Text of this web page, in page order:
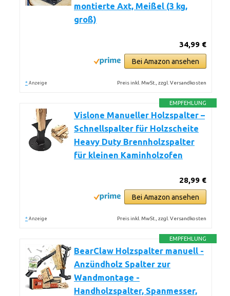
montierte Axt, Meißel (3 kg,
groß)
34,99 €
Bei Amazon ansehen
* Anzeige Preis inkl. MwSt., zzgl. Versandkosten
EMPFEHLUNG
Vislone Manueller Holzspalter –
Schnellspalter für Holzscheite
Heavy Duty Brennholzspalter
für kleinen Kaminholzofen
28,99 €
Bei Amazon ansehen
* Anzeige Preis inkl. MwSt., zzgl. Versandkosten
EMPFEHLUNG
BearClaw Holzspalter manuell -
Anzündholz Spalter zur
Wandmontage -
Handholzspalter, Spanmesser,